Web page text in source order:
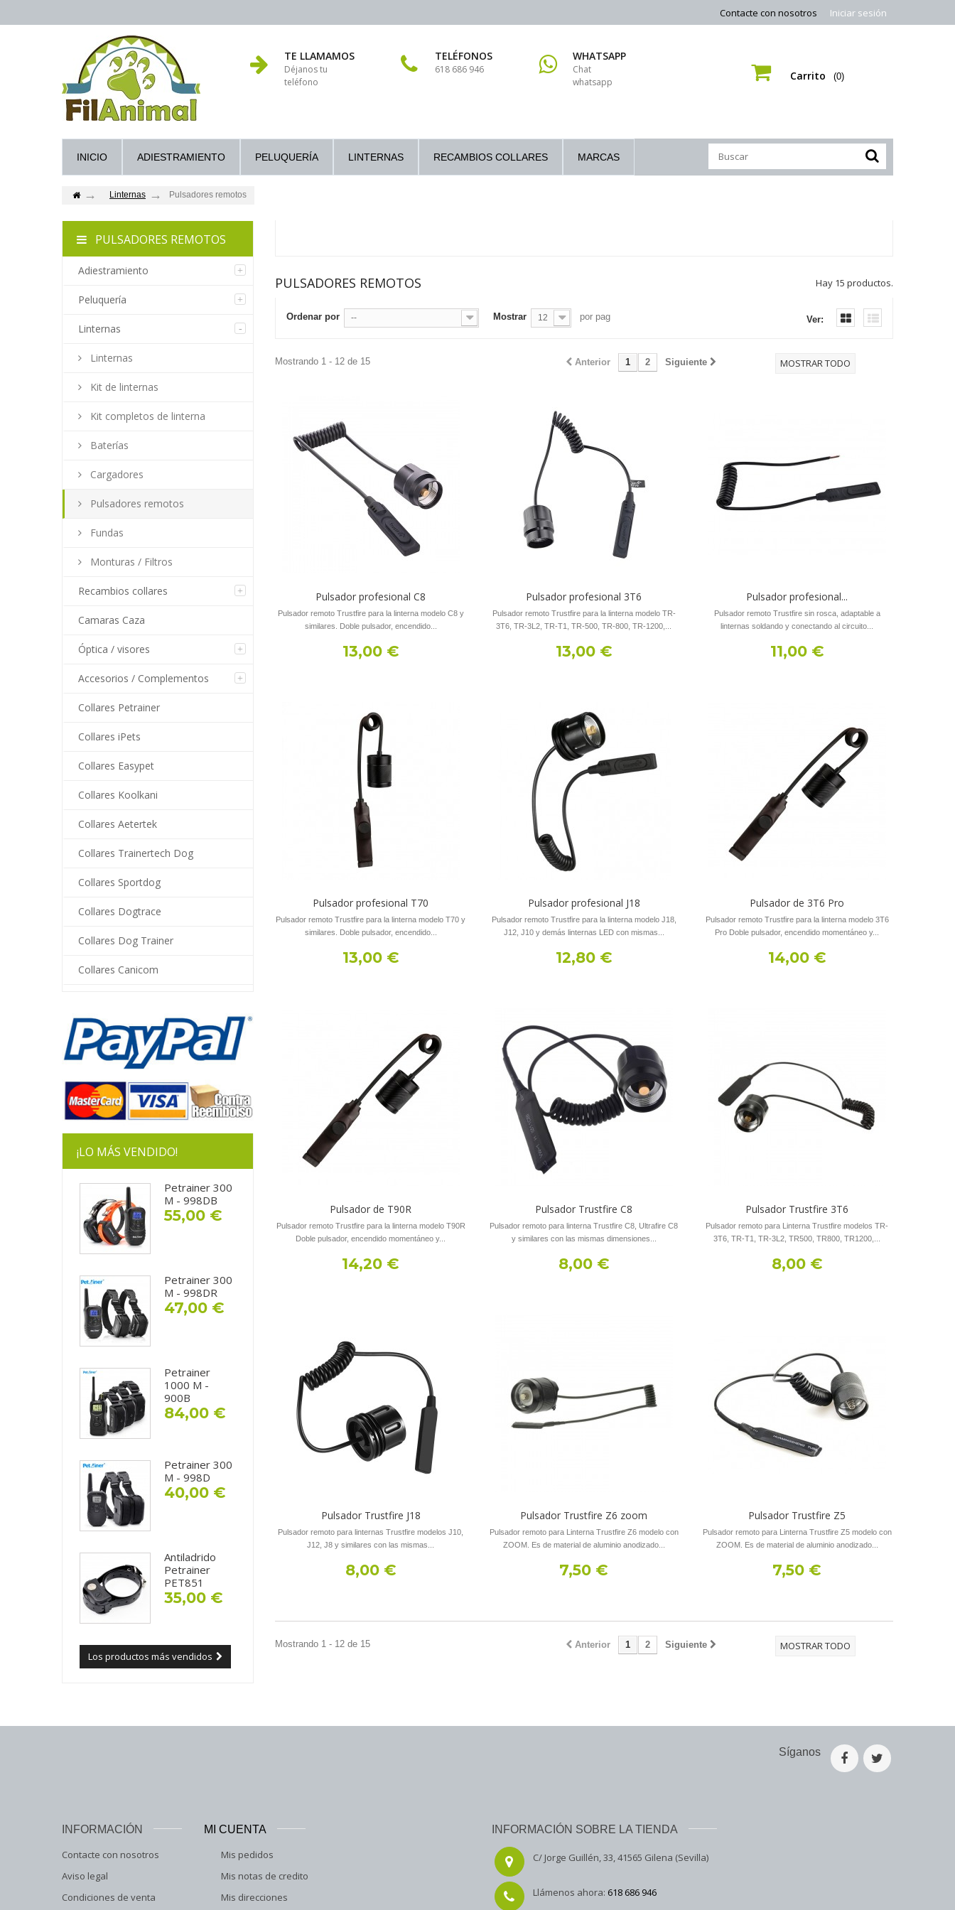
Iniciar sesión
Contacte con nosotros
TE LLAMAMOS
Déjanos tu
teléfono
TELÉFONOS
618 686 946
WHATSAPP
Chat
whatsapp
Carrito (0)
INICIO ADIESTRAMIENTO PELUQUERÍA LINTERNAS RECAMBIOS COLLARES MARCAS
Linternas Pulsadores remotos
PULSADORES REMOTOS
Adiestramiento
Peluquería
Linternas
Linternas
Kit de linternas
Kit completos de linterna
Baterías
Cargadores
Pulsadores remotos
Fundas
Monturas / Filtros
Recambios collares
Camaras Caza
Óptica / visores
Accesorios / Complementos
Collares Petrainer
Collares iPets
Collares Easypet
Collares Koolkani
Collares Aetertek
Collares Trainertech Dog
Collares Sportdog
Collares Dogtrace
Collares Dog Trainer
Collares Canicom
¡LO MÁS VENDIDO!
Petrainer 300
M - 998DB
55,00 €
Petrainer 300
M - 998DR
47,00 €
Petrainer
1000 M -
900B
84,00 €
Petrainer 300
M - 998D
40,00 €
Antiladrido
Petrainer
PET851
35,00 €
Los productos más vendidos
PULSADORES REMOTOS Hay 15 productos.
Ver:
Ordenar por -- Mostrar 12 por pag
MOSTRAR TODO
Anterior 1 2 Siguiente
Mostrando 1 - 12 de 15
Pulsador profesional C8
Pulsador remoto Trustfire para la linterna modelo C8 y
similares. Doble pulsador, encendido...
13,00 €
Pulsador profesional 3T6
Pulsador remoto Trustfire para la linterna modelo TR-
3T6, TR-3L2, TR-T1, TR-500, TR-800, TR-1200,...
13,00 €
Pulsador profesional...
Pulsador remoto Trustfire sin rosca, adaptable a
linternas soldando y conectando al circuito...
11,00 €
Pulsador profesional T70
Pulsador remoto Trustfire para la linterna modelo T70 y
similares. Doble pulsador, encendido...
13,00 €
Pulsador profesional J18
Pulsador remoto Trustfire para la linterna modelo J18,
J12, J10 y demás linternas LED con mismas...
12,80 €
Pulsador de 3T6 Pro
Pulsador remoto Trustfire para la linterna modelo 3T6
Pro Doble pulsador, encendido momentáneo y...
14,00 €
Pulsador de T90R
Pulsador remoto Trustfire para la linterna modelo T90R
Doble pulsador, encendido momentáneo y...
14,20 €
Pulsador Trustfire C8
Pulsador remoto para linterna Trustfire C8, Ultrafire C8
y similares con las mismas dimensiones...
8,00 €
Pulsador Trustfire 3T6
Pulsador remoto para Linterna Trustfire modelos TR-
3T6, TR-T1, TR-3L2, TR500, TR800, TR1200,...
8,00 €
Pulsador Trustfire J18
Pulsador remoto para linternas Trustfire modelos J10,
J12, J8 y similares con las mismas...
8,00 €
Pulsador Trustfire Z6 zoom
Pulsador remoto para Linterna Trustfire Z6 modelo con
ZOOM. Es de material de aluminio anodizado...
7,50 €
Pulsador Trustfire Z5
Pulsador remoto para Linterna Trustfire Z5 modelo con
ZOOM. Es de material de aluminio anodizado...
7,50 €
MOSTRAR TODO
Anterior 1 2 Siguiente
Mostrando 1 - 12 de 15
Síganos
INFORMACIÓN
Contacte con nosotros
Aviso legal
Condiciones de venta
MI CUENTA
Mis pedidos
Mis notas de credito
Mis direcciones
INFORMACIÓN SOBRE LA TIENDA
C/ Jorge Guillén, 33, 41565 Gilena (Sevilla)
Llámenos ahora: 618 686 946